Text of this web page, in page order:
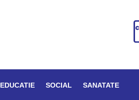
EDUCATIE SOCIAL SANATATE